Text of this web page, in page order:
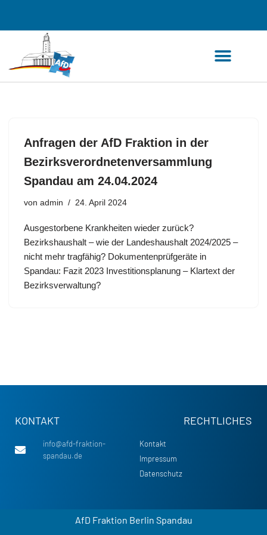
Zum
springen
Anfragen der AfD Fraktion in der
Bezirksverordnetenversammlung
Spandau am 24.04.2024
von admin 24. April 2024
Ausgestorbene Krankheiten wieder zurück?
Bezirkshaushalt – wie der Landeshaushalt 2024/2025 –
nicht mehr tragfähig? Dokumentenprüfgeräte in
Spandau: Fazit 2023 Investitionsplanung – Klartext der
Bezirksverwaltung?
KONTAKT
info@afd-fraktion-
spandau.de
RECHTLICHES
Kontakt
Impressum
Datenschutz
AfD Fraktion Berlin Spandau